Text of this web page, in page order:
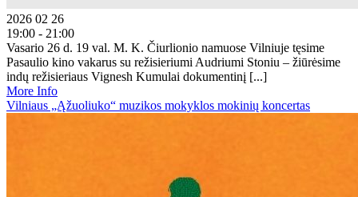
2026 02 26
19:00 - 21:00
Vasario 26 d. 19 val. M. K. Čiurlionio namuose Vilniuje tęsime
Pasaulio kino vakarus su režisieriumi Audriumi Stoniu – žiūrėsime
indų režisieriaus Vignesh Kumulai dokumentinį [...]
More Info
Vilniaus „Ąžuoliuko“ muzikos mokyklos mokinių koncertas